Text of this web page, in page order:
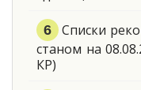
Списки
станом на
КР)